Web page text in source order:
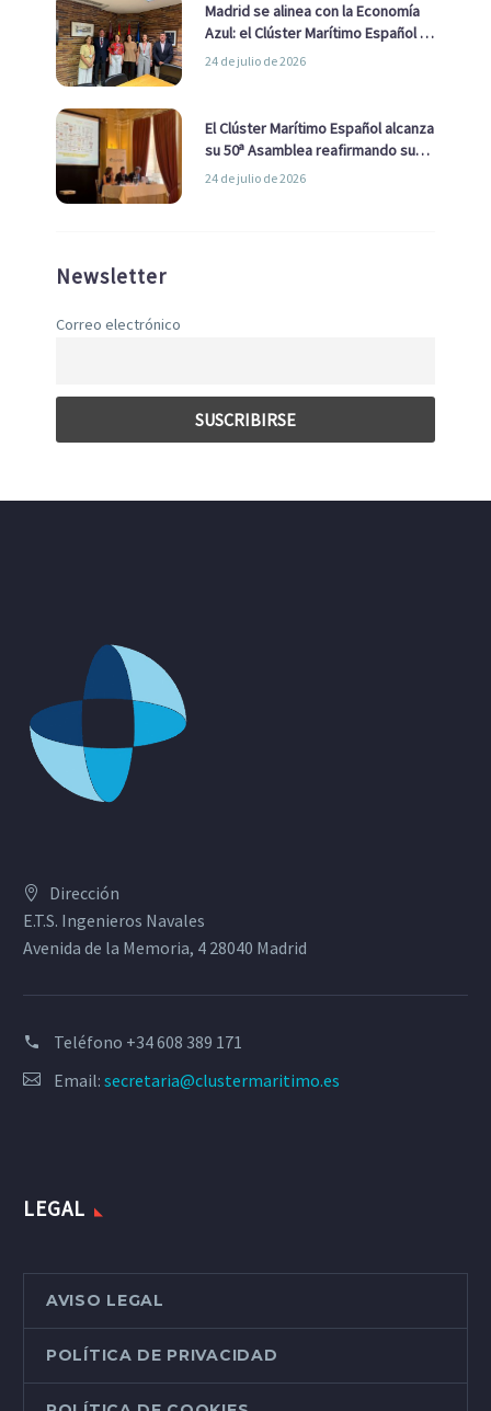
Madrid se alinea con la Economía
Azul: el Clúster Marítimo Español y
la Real Liga Naval avanzan alianzas
24 de julio de 2026
El Clúster Marítimo Español alcanza
su 50ª Asamblea reafirmando su
liderazgo en la Economía Azul
24 de julio de 2026
Newsletter
Correo electrónico
Dirección
E.T.S. Ingenieros Navales
Avenida de la Memoria, 4 28040 Madrid
Teléfono +34 608 389 171
Email: secretaria@clustermaritimo.es
LEGAL
AVISO LEGAL
POLÍTICA DE PRIVACIDAD